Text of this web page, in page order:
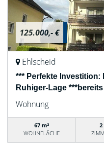
125.000,- €
Ehlscheid
*** Perfekte
Ruhiger-Lage
Wohnung
67 m²
WOHNFLÄCHE
2